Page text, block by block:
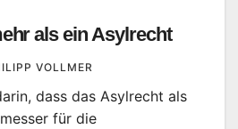
als ein Asylrecht
VOLLMER
dass das Asylrecht als
für die